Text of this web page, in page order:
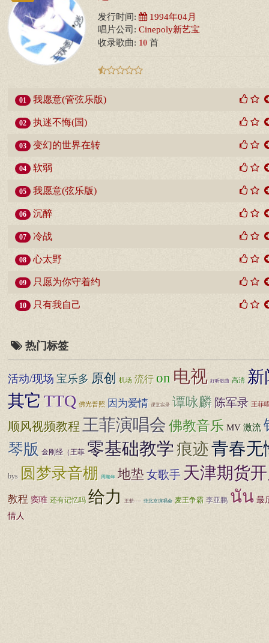
发行时间: 1994年04月
唱片公司: Cinepoly新艺宝
收录歌曲: 10 首
01 我愿意(管弦乐版)
02 执迷不悔(国)
03 变幻的世界在转
04 软弱
05 我愿意(弦乐版)
06 沉醉
07 冷战
08 心太野
09 只愿为你守着约
10 只有我自己
热门标签
活动/现场 宝乐多 原创 机场 流行 on 电视 好听歌曲 高清 新
其它TTQ 佛光普照 因为爱情 课堂实录 谭咏麟 陈军录 王菲
顺风视频教程 王菲演唱会 佛教音乐 MV 激流
琴版 金刚经（王菲 零基础教学痕迹青春无
bys 圆梦录音棚 周顺年 地垫女歌手 天津期货
教程 窦唯 还有记忆吗 给力 王菲---- 菲北京演唱会 麦王争霸 李亚鹏 นัน 最
情人